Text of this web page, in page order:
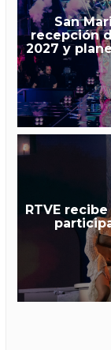
San
recepción
2027 y
RTVE